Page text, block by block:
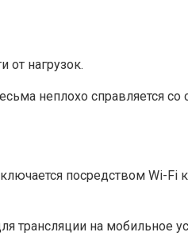
от нагрузок.
неплохо справляется со
посредством Wi-Fi
трансляции на мобильное